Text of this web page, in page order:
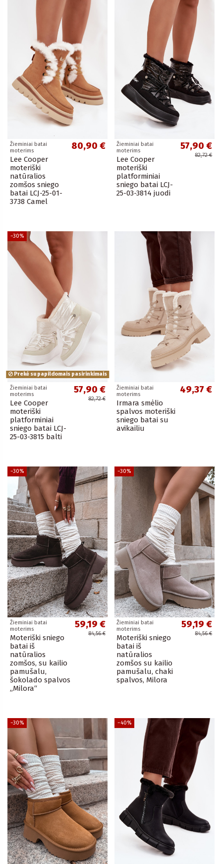
Žieminiai batai
moterims
Lee Cooper
moteriški
natūralios
zomšos sniego
batai LCJ-25-01-
3738 Camel
80,90 €
Žieminiai batai
moterims
Lee Cooper
moteriški
platforminiai
sniego batai LCJ-
25-03-3814 juodi
57,90 €
82,72 €
−30%
Prekė su papildomais pasirinkimais
Žieminiai batai
moterims
Lee Cooper
moteriški
platforminiai
sniego batai LCJ-
25-03-3815 balti
57,90 €
82,72 €
Žieminiai batai
moterims
Irmara smėlio
spalvos moteriški
sniego batai su
avikailiu
49,37 €
−30%
Žieminiai batai
moterims
Moteriški sniego
batai iš
natūralios
zomšos, su kailio
pamušalu,
šokolado spalvos
„Milora“
59,19 €
84,56 €
−30%
Žieminiai batai
moterims
Moteriški sniego
batai iš
natūralios
zomšos su kailio
pamušalu, chaki
spalvos, Milora
59,19 €
84,56 €
−30% −40%